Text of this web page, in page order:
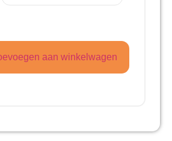
aan winkelwagen